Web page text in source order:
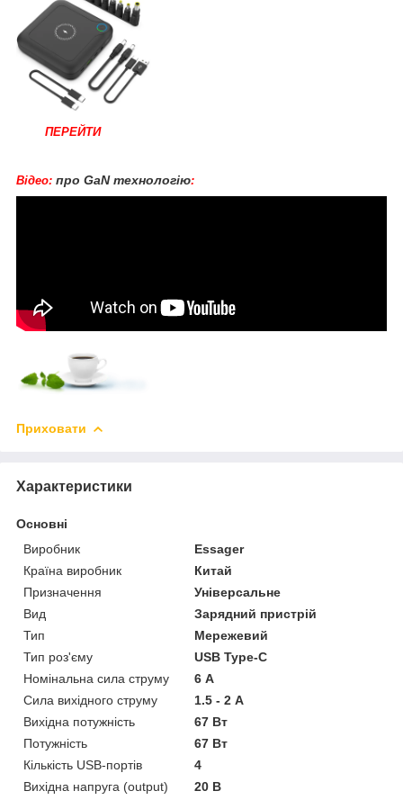
ПЕРЕЙТИ
Відео: про GaN технологію:
Приховати
Характеристики
Основні
Виробник
Essager
Країна виробник
Китай
Призначення
Універсальне
Вид
Зарядний пристрій
Тип
Мережевий
Тип роз'єму
USB Type-C
Номінальна сила струму
6 А
Сила вихідного струму
1.5 - 2 А
Вихідна потужність
67 Вт
Потужність
67 Вт
Кількість USB-портів
4
Вихідна напруга (output)
20 В